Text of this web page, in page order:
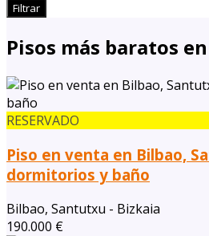
Filtrar
Pisos más baratos
RESERVADO
Piso en venta en Bilbao,
dormitorios y baño
Bilbao, Santutxu - Bizkaia
190.000 €